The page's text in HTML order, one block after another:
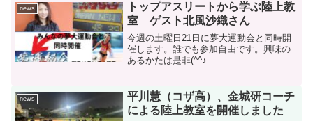
news
トップアスリートから学ぶ陸上教
室 ゲスト北風沙織さん
今週の土曜日21日に夢大運動会と同時開
催します。誰でも参加自由です。興味の
あるかたは是非(^^♪
news
平川慧（コザ高）、金城研コーチ
による陸上教室を開催しました